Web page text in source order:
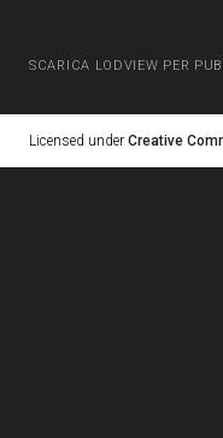
SCARICA LODVIEW PER
Licensed under Creative